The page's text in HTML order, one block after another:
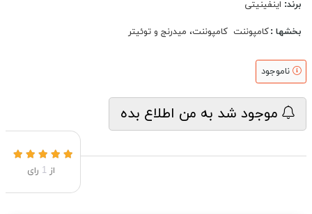
برند: اینفینیتی
بخشها :کامپوننت کامپوننت، میدرنج و توئیتر
ناموجود
موجود شد به من اطلاع بده
از 1 رای